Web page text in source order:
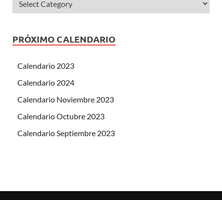
PRÓXIMO CALENDARIO
Calendario 2023
Calendario 2024
Calendario Noviembre 2023
Calendario Octubre 2023
Calendario Septiembre 2023